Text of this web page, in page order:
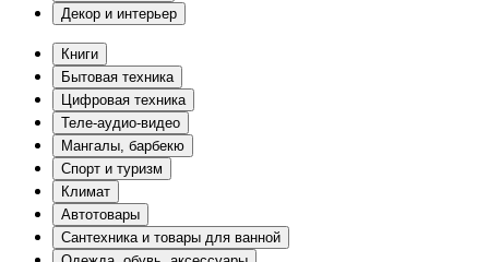
Декор и интерьер
Книги
Бытовая техника
Цифровая техника
Теле-аудио-видео
Мангалы, барбекю
Спорт и туризм
Климат
Автотовары
Сантехника и товары для ванной